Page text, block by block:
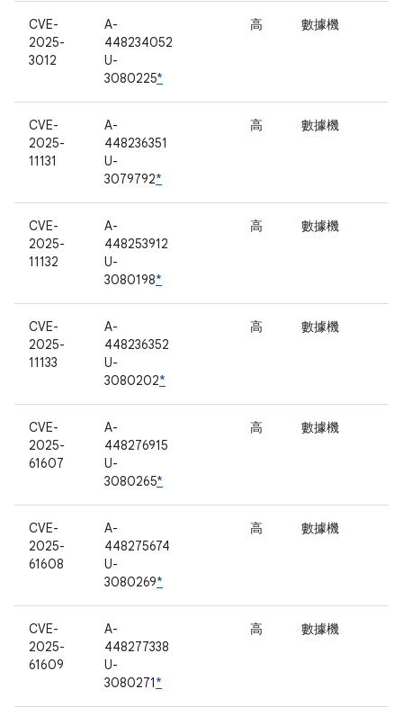
CVE-
2025-
3012
A-
448234052
U-
3080225*
高 數據機
CVE-
2025-
11131
A-
448236351
U-
3079792*
高 數據機
CVE-
2025-
11132
A-
448253912
U-
3080198*
高 數據機
CVE-
2025-
11133
A-
448236352
U-
3080202*
高 數據機
CVE-
2025-
61607
A-
448276915
U-
3080265*
高 數據機
CVE-
2025-
61608
A-
448275674
U-
3080269*
高 數據機
CVE-
2025-
61609
A-
448277338
U-
3080271*
高 數據機